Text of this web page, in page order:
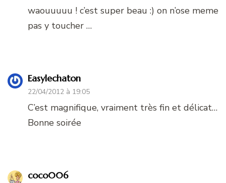
waouuuuu ! c’est super beau :) on n’ose meme
pas y toucher …
Easylechaton
22/04/2012 à 19:05
C’est magnifique, vraiment très fin et délicat…
Bonne soirée
coco006